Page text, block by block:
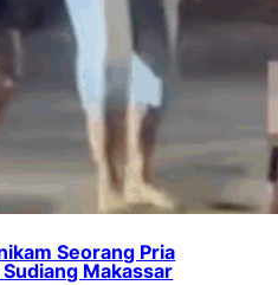
Seorang Pria
Makassar